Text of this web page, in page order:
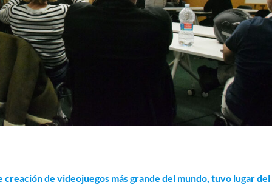
creación de videojuegos más grande del mundo, tuvo lugar del